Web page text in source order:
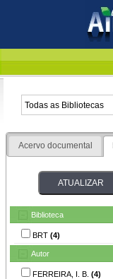
Acervo documental
Biblioteca
BRT (4)
Autor
FERREIRA, I. B. (4)